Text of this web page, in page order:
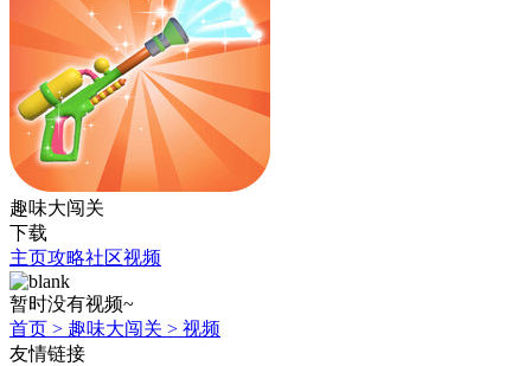
趣味大闯关
下载
主页攻略社区视频
暂时没有视频~
首页 > 趣味大闯关 > 视频
友情链接